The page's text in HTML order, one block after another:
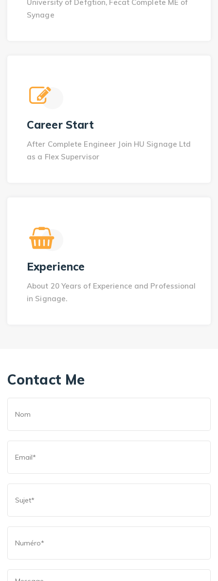
University of Defgtion, Fecat Complete ME of
Synage
Career Start
After Complete Engineer Join HU Signage Ltd
as a Flex Supervisor
Experience
About 20 Years of Experience and Professional
in Signage.
Contact Me